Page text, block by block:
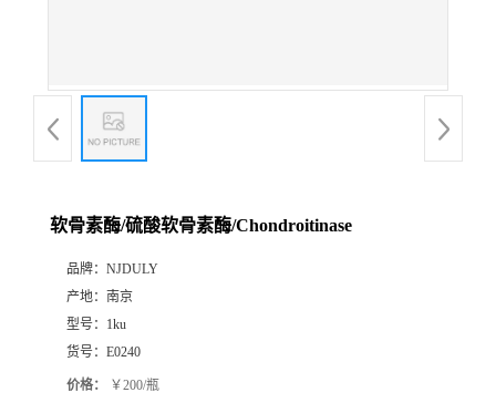
软骨素酶/硫酸软骨素酶/Chondroitinase
品牌： NJDULY
产地： 南京
型号： 1ku
货号： E0240
价格： ￥200/瓶